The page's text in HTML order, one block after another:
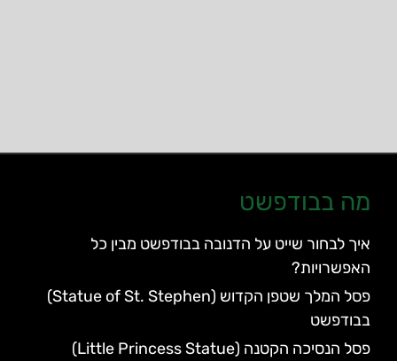
מה בבודפשט
איך לבחור שייט על הדנובה בבודפשט מבין כל
האפשרויות?
פסל המלך שטפן הקדוש (Statue of St. Stephen)
בבודפשט
פסל הנסיכה הקטנה (Little Princess Statue)